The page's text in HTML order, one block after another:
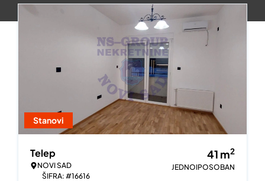
Stanovi
Telep
NOVI SAD
ŠIFRA: #16616
41 m2
JEDNOIPOSOBAN